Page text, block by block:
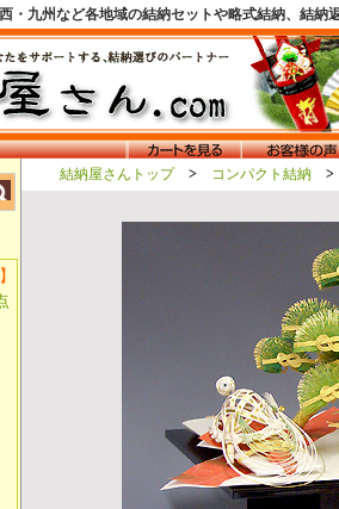
・九州など各地域の結納セットや略式結納、結
結納屋さんトップ > コンパクト結納